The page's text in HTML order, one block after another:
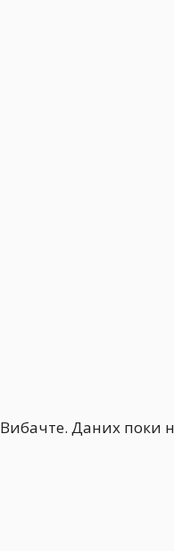
Вибачте. Даних поки